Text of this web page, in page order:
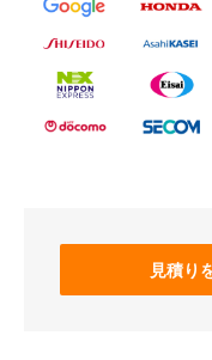
見積り